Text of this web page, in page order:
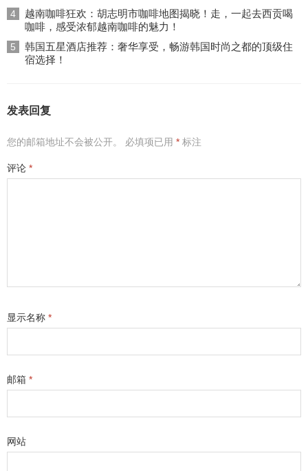
4
越南咖啡狂欢：胡志明市咖啡地图揭晓！走，一起去西贡喝
咖啡，感受浓郁越南咖啡的魅力！
5
韩国五星酒店推荐：奢华享受，畅游韩国时尚之都的顶级住
宿选择！
发表回复
您的邮箱地址不会被公开。 必填项已用 * 标注
评论 *
显示名称 *
邮箱 *
网站